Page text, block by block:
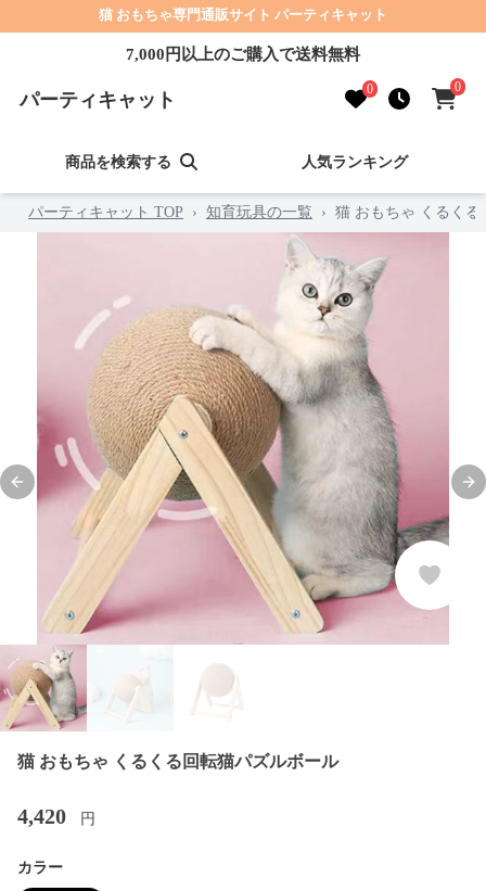
猫 おもちゃ専門通販サイト パーティキャット
7,000円以上のご購入で送料無料
パーティキャット 0 0
商品を検索する 人気ランキング
パーティキャット TOP › 知育玩具の一覧 › 猫 おもちゃ くるく
Previous slide
猫 おもちゃ くるくる回転猫パズルボール
4,420 円
カラー